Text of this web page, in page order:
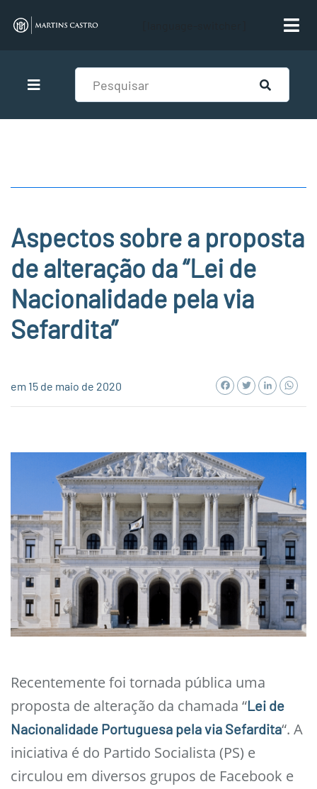
Aspectos sobre a proposta
de alteração da “Lei de
Nacionalidade pela via
Sefardita”
em 15 de maio de 2020 Facebook
Twitter
Recentemente foi tornada pública uma
proposta de alteração da chamada “Lei de
Nacionalidade Portuguesa pela via Sefardita“. A
iniciativa é do Partido Socialista (PS) e
circulou em diversos grupos de Facebook e